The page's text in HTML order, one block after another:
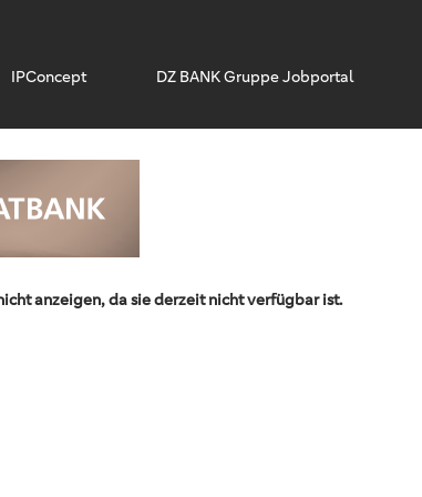
IPConcept DZ BANK Gruppe Jobportal
anzeigen, da sie derzeit nicht verfügbar ist.